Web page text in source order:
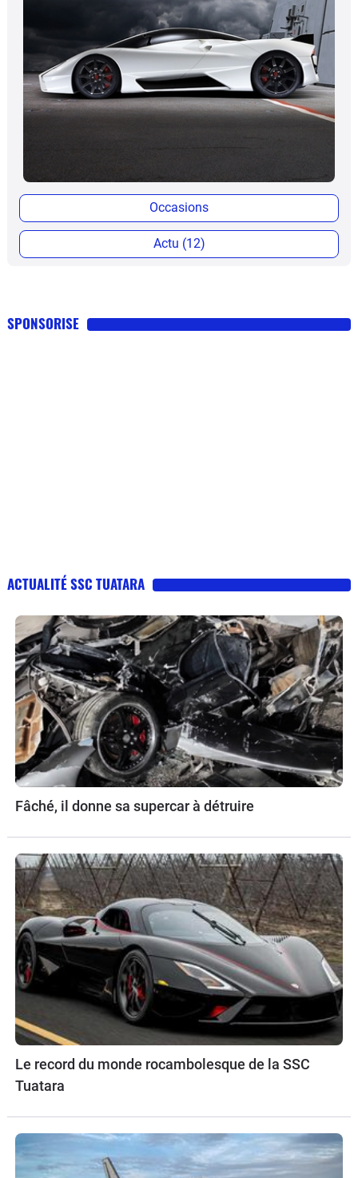
Occasions
Actu (12)
SPONSORISE
ACTUALITÉ SSC TUATARA
Fâché, il donne sa supercar à détruire
Le record du monde rocambolesque de la SSC
Tuatara